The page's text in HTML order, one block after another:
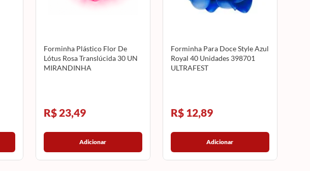
Forminha Plástico Flor De
Lótus Rosa Translúcida 30 UN
MIRANDINHA
R$ 23,49
Adicionar
Forminha Para Doce Style Azul
Royal 40 Unidades 398701
ULTRAFEST
R$ 12,89
Adicionar